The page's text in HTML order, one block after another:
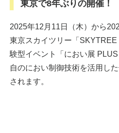
東京で8年ぶりの開催！
2025年12月11日（木）から
東京スカイツリー「
験型イベント「におい展
自のにおい制御技術を活用し
されます。